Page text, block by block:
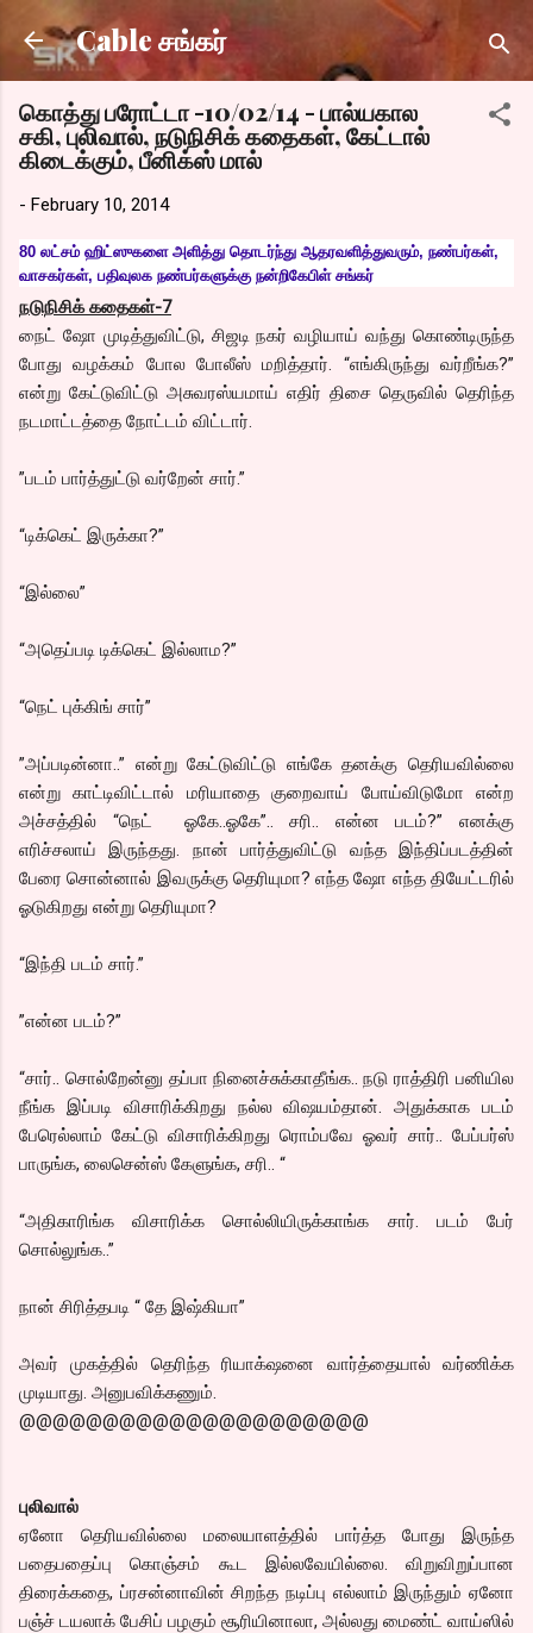
Skip to main content
Cable சங்கர்
கொத்து பரோட்டா -10/02/14 - பால்யகால
சகி, புலிவால், நடுநிசிக் கதைகள், கேட்டால்
கிடைக்கும், பீனிக்ஸ் மால்
- February 10, 2014
80 லட்சம் ஹிட்ஸுகளை அளித்து தொடர்ந்து ஆதரவளித்துவரும், நண்பர்கள்,
வாசகர்கள், பதிவுலக நண்பர்களுக்கு நன்றிகேபிள் சங்கர்
நடுநிசிக் கதைகள்-7
நைட் ஷோ முடித்துவிட்டு, சிஜடி நகர் வழியாய் வந்து கொண்டிருந்த
போது வழக்கம் போல போலீஸ் மறித்தார். “எங்கிருந்து வர்றீங்க?”
என்று கேட்டுவிட்டு அசுவரஸ்யமாய் எதிர் திசை தெருவில் தெரிந்த
நடமாட்டத்தை நோட்டம் விட்டார்.
”படம் பார்த்துட்டு வர்றேன் சார்.”
“டிக்கெட் இருக்கா?”
“இல்லை”
“அதெப்படி டிக்கெட் இல்லாம?”
“நெட் புக்கிங் சார்”
”அப்படின்னா..” என்று கேட்டுவிட்டு எங்கே தனக்கு தெரியவில்லை
என்று காட்டிவிட்டால் மரியாதை குறைவாய் போய்விடுமோ என்ற
அச்சத்தில் “நெட் ஓகே..ஓகே”.. சரி.. என்ன படம்?” எனக்கு
எரிச்சலாய் இருந்தது. நான் பார்த்துவிட்டு வந்த இந்திப்படத்தின்
பேரை சொன்னால் இவருக்கு தெரியுமா? எந்த ஷோ எந்த தியேட்டரில்
ஓடுகிறது என்று தெரியுமா?
“இந்தி படம் சார்.”
”என்ன படம்?”
“சார்.. சொல்றேன்னு தப்பா நினைச்சுக்காதீங்க.. நடு ராத்திரி பனியில
நீங்க இப்படி விசாரிக்கிறது நல்ல விஷயம்தான். அதுக்காக படம்
பேரெல்லாம் கேட்டு விசாரிக்கிறது ரொம்பவே ஓவர் சார்.. பேப்பர்ஸ்
பாருங்க, லைசென்ஸ் கேளுங்க, சரி.. “
“அதிகாரிங்க விசாரிக்க சொல்லியிருக்காங்க சார். படம் பேர்
சொல்லுங்க..”
நான் சிரித்தபடி “ தே இஷ்கியா”
அவர் முகத்தில் தெரிந்த ரியாக்‌ஷனை வார்த்தையால் வர்ணிக்க
முடியாது. அனுபவிக்கணும்.
@@@@@@@@@@@@@@@@@@@@@
புலிவால்
ஏனோ தெரியவில்லை மலையாளத்தில் பார்த்த போது இருந்த
பதைபதைப்பு கொஞ்சம் கூட இல்லவேயில்லை. விறுவிறுப்பான
திரைக்கதை, ப்ரசன்னாவின் சிறந்த நடிப்பு எல்லாம் இருந்தும் ஏனோ
பஞ்ச் டயலாக் பேசிப் பழகும் சூரியினாலா, அல்லது மைண்ட் வாய்ஸில்